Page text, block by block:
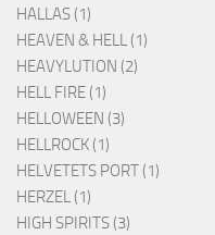
HALLAS (1)
HEAVEN & HELL (1)
HEAVYLUTION (2)
HELL FIRE (1)
HELLOWEEN (3)
HELLROCK (1)
HELVETETS PORT (1)
HERZEL (1)
HIGH SPIRITS (3)